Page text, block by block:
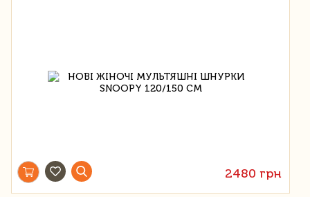
2480 грн